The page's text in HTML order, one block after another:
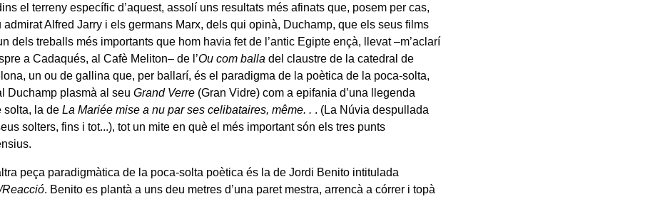
el terreny específic d’aquest, assolí uns resultats més afinats que, posem per cas,
admirat Alfred Jarry i els germans Marx, dels qui opinà, Duchamp, que els seus films
dels treballs més importants que hom havia fet de l’antic Egipte ençà, llevat –m’aclarí
a Cadaqués, al Cafè Meliton– de l’Ou com balla del claustre de la catedral de
un ou de gallina que, per ballarí, és el paradigma de la poètica de la poca-solta,
Duchamp plasmà al seuGrand Verre (Gran Vidre) com a epifania d’una llegenda
solta, la deLa Mariée mise a nu par ses celibataires, même. . . (La Núvia despullada
solters, fins i tot...), tot un mite en què el més important són els tres punts
peça paradigmàtica de la poca-solta poètica és la de Jordi Benito intitulada
. Benito es plantà a uns deu metres d’una paret mestra, arrencà a córrer i topà